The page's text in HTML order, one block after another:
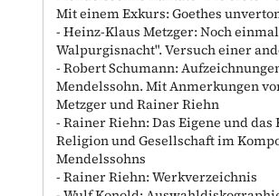
Mit einem Exkurs: Goethes
- Heinz-Klaus Metzger: Noch
Walpurgisnacht". Versuch einer
- Robert Schumann:
Mendelssohn. Mit Anmerkungen
Metzger und Rainer Riehn
- Rainer Riehn: Das Eigene und das
Religion und Gesellschaft im
Mendelssohns
- Rainer Riehn: Werkverzeichnis